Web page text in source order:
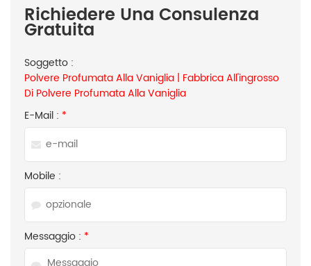
Richiedere Una Consulenza
Gratuita
Soggetto :
Polvere Profumata Alla Vaniglia | Fabbrica All'ingrosso
Di Polvere Profumata Alla Vaniglia
E-Mail : *
Mobile :
Messaggio : *